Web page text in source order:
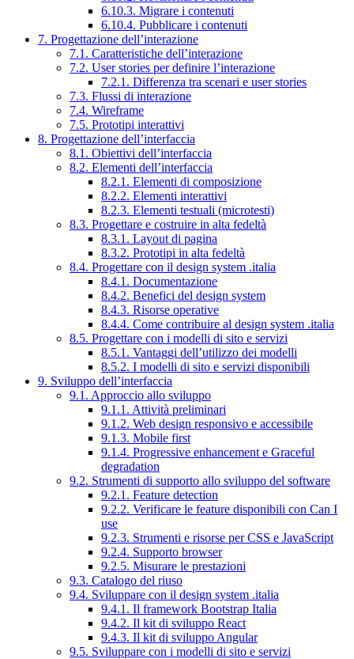
6.10.3. Migrare i contenuti
6.10.4. Pubblicare i contenuti
7. Progettazione dell’interazione
7.1. Caratteristiche dell’interazione
7.2. User stories per definire l’interazione
7.2.1. Differenza tra scenari e user stories
7.3. Flussi di interazione
7.4. Wireframe
7.5. Prototipi interattivi
8. Progettazione dell’interfaccia
8.1. Obiettivi dell’interfaccia
8.2. Elementi dell’interfaccia
8.2.1. Elementi di composizione
8.2.2. Elementi interattivi
8.2.3. Elementi testuali (microtesti)
8.3. Progettare e costruire in alta fedeltà
8.3.1. Layout di pagina
8.3.2. Prototipi in alta fedeltà
8.4. Progettare con il design system .italia
8.4.1. Documentazione
8.4.2. Benefici del design system
8.4.3. Risorse operative
8.4.4. Come contribuire al design system .italia
8.5. Progettare con i modelli di sito e servizi
8.5.1. Vantaggi dell’utilizzo dei modelli
8.5.2. I modelli di sito e servizi disponibili
9. Sviluppo dell’interfaccia
9.1. Approccio allo sviluppo
9.1.1. Attività preliminari
9.1.2. Web design responsivo e accessibile
9.1.3. Mobile first
9.1.4. Progressive enhancement e Graceful
degradation
9.2. Strumenti di supporto allo sviluppo del software
9.2.1. Feature detection
9.2.2. Verificare le feature disponibili con Can I
use
9.2.3. Strumenti e risorse per CSS e JavaScript
9.2.4. Supporto browser
9.2.5. Misurare le prestazioni
9.3. Catalogo del riuso
9.4. Sviluppare con il design system .italia
9.4.1. Il framework Bootstrap Italia
9.4.2. Il kit di sviluppo React
9.4.3. Il kit di sviluppo Angular
9.5. Sviluppare con i modelli di sito e servizi